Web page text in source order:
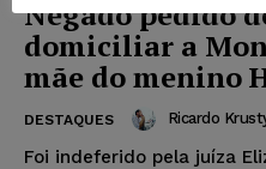
Negado pedido
domiciliar a
mãe do menino
DESTAQUES Ricardo
Foi indeferido pela juíza